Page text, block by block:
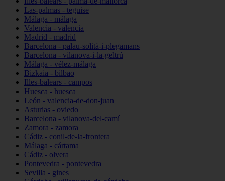
Las-palmas - teguise
Málaga - málaga
Valencia - valencia
Madrid - madrid
Barcelona - palau-solità-i-plegamans
Barcelona - vilanova-i-la-geltrú
Málaga - vélez-málaga
Bizkaia - bilbao
Illes-balears - campos
Huesca - huesca
León - valencia-de-don-juan
Asturias - oviedo
Barcelona - vilanova-del-camí
Zamora - zamora
Cádiz - conil-de-la-frontera
Málaga - cártama
Cádiz - olvera
Pontevedra - pontevedra
Sevilla - gines